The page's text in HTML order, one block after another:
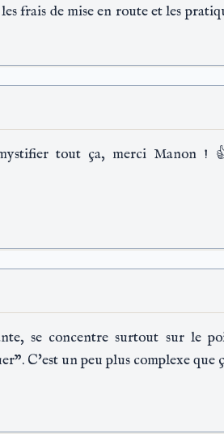
frais de mise en route et les
tout ça, merci Manon !
se concentre surtout sur le
C'est un peu plus complexe